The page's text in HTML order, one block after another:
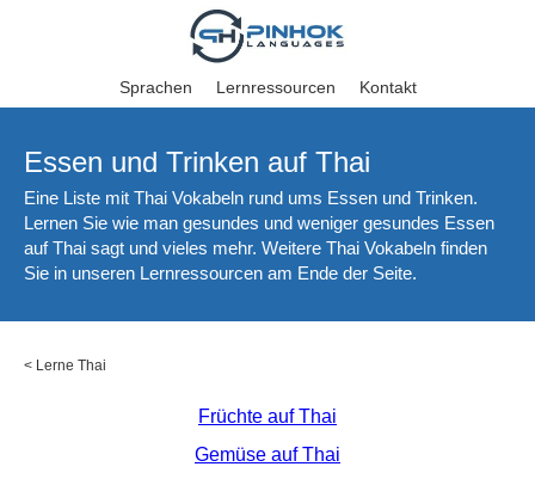
Sprachen Lernressourcen Kontakt
Essen und Trinken auf Thai
Eine Liste mit Thai Vokabeln rund ums Essen und Trinken.
Lernen Sie wie man gesundes und weniger gesundes Essen
auf Thai sagt und vieles mehr. Weitere Thai Vokabeln finden
Sie in unseren Lernressourcen am Ende der Seite.
< Lerne Thai
Früchte auf Thai
Gemüse auf Thai